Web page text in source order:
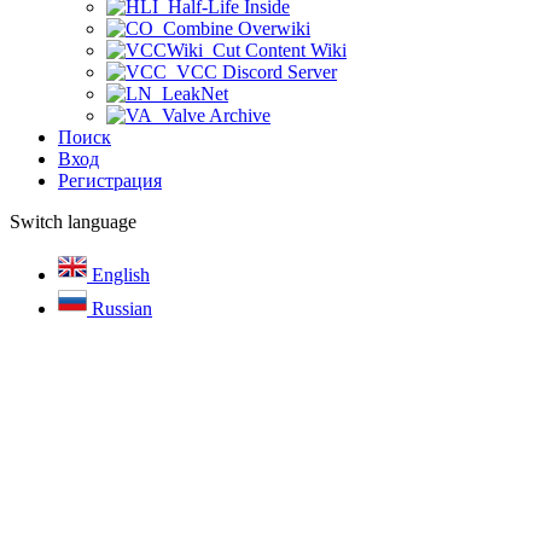
Half-Life Inside
Combine Overwiki
Cut Content Wiki
VCC Discord Server
LeakNet
Valve Archive
Поиск
Вход
Регистрация
Switch language
English
Russian